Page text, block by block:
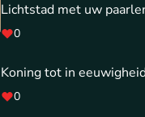
Lichtstad met uw
0
Koning tot in
0